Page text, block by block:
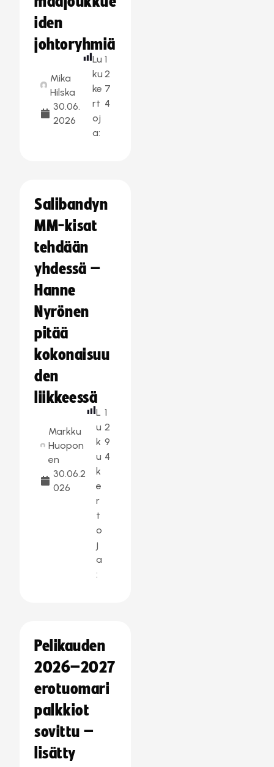
iden
johtoryhmiä
Mika
Hilska
30.06.
2026
Lu
ku
ke
rt
oj
a:
1
2
7
4
Salibandyn
MM-kisat
tehdään
yhdessä –
Hanne
Nyrönen
pitää
kokonaisuu
den
liikkeessä
Markku
Huopon
en
30.06.2
026
L
u
k
u
k
e
r
t
o
j
a
:
1
2
9
4
Pelikauden
2026–2027
erotuomari
palkkiot
sovittu –
lisätty